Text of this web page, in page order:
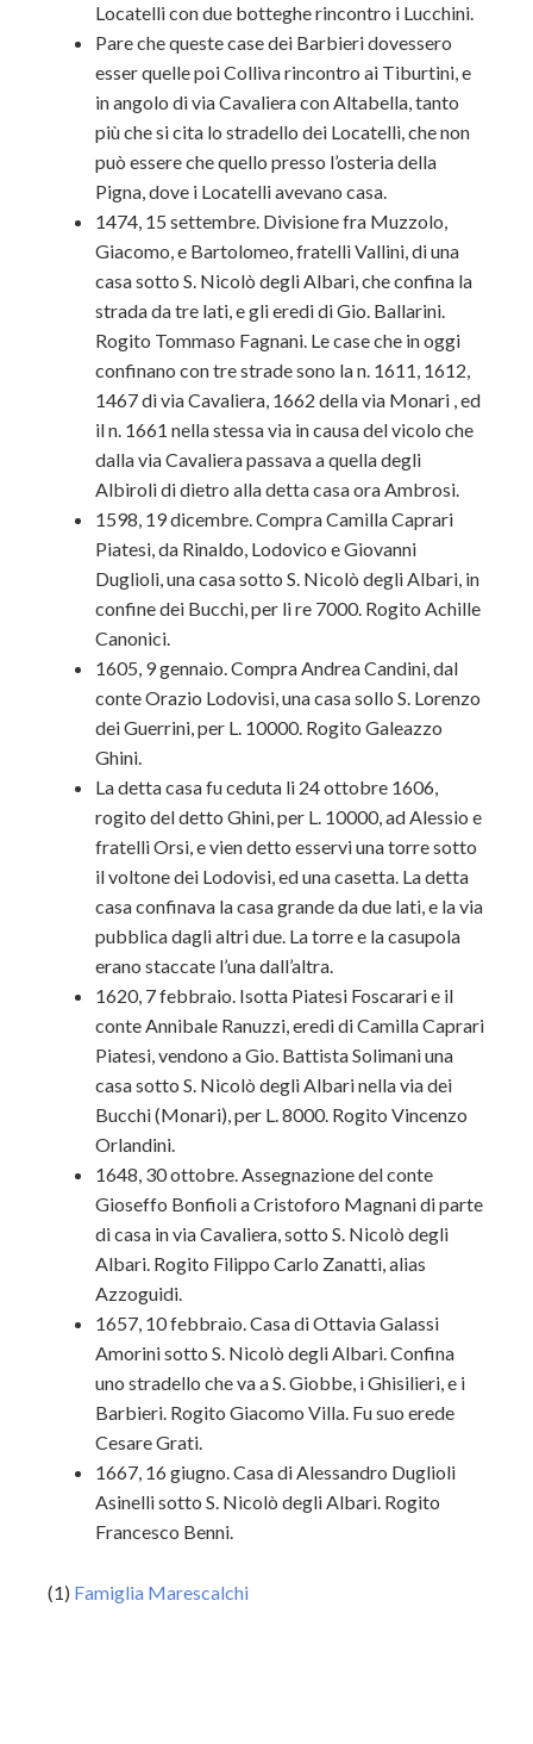
Locatelli con due botteghe rincontro i Lucchini.
Pare che queste case dei Barbieri dovessero
esser quelle poi Colliva rincontro ai Tiburtini, e
in angolo di via Cavaliera con Altabella, tanto
più che si cita lo stradello dei Locatelli, che non
può essere che quello presso l’osteria della
Pigna, dove i Locatelli avevano casa.
1474, 15 settembre. Divisione fra Muzzolo,
Giacomo, e Bartolomeo, fratelli Vallini, di una
casa sotto S. Nicolò degli Albari, che confina la
strada da tre lati, e gli eredi di Gio. Ballarini.
Rogito Tommaso Fagnani. Le case che in oggi
confinano con tre strade sono la n. 1611, 1612,
1467 di via Cavaliera, 1662 della via Monari , ed
il n. 1661 nella stessa via in causa del vicolo che
dalla via Cavaliera passava a quella degli
Albiroli di dietro alla detta casa ora Ambrosi.
1598, 19 dicembre. Compra Camilla Caprari
Piatesi, da Rinaldo, Lodovico e Giovanni
Duglioli, una casa sotto S. Nicolò degli Albari, in
confine dei Bucchi, per li re 7000. Rogito Achille
Canonici.
1605, 9 gennaio. Compra Andrea Candini, dal
conte Orazio Lodovisi, una casa sollo S. Lorenzo
dei Guerrini, per L. 10000. Rogito Galeazzo
Ghini.
La detta casa fu ceduta li 24 ottobre 1606,
rogito del detto Ghini, per L. 10000, ad Alessio e
fratelli Orsi, e vien detto esservi una torre sotto
il voltone dei Lodovisi, ed una casetta. La detta
casa confinava la casa grande da due lati, e la via
pubblica dagli altri due. La torre e la casupola
erano staccate l’una dall’altra.
1620, 7 febbraio. Isotta Piatesi Foscarari e il
conte Annibale Ranuzzi, eredi di Camilla Caprari
Piatesi, vendono a Gio. Battista Solimani una
casa sotto S. Nicolò degli Albari nella via dei
Bucchi (Monari), per L. 8000. Rogito Vincenzo
Orlandini.
1648, 30 ottobre. Assegnazione del conte
Gioseffo Bonfioli a Cristoforo Magnani di parte
di casa in via Cavaliera, sotto S. Nicolò degli
Albari. Rogito Filippo Carlo Zanatti, alias
Azzoguidi.
1657, 10 febbraio. Casa di Ottavia Galassi
Amorini sotto S. Nicolò degli Albari. Confina
uno stradello che va a S. Giobbe, i Ghisilieri, e i
Barbieri. Rogito Giacomo Villa. Fu suo erede
Cesare Grati.
1667, 16 giugno. Casa di Alessandro Duglioli
Asinelli sotto S. Nicolò degli Albari. Rogito
Francesco Benni.
(1) Famiglia Marescalchi